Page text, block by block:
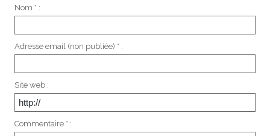
Nom * :
Adresse email (non publiée) * :
Site web :
Commentaire * :